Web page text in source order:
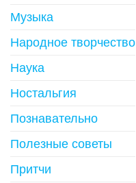
Музыка
Народное творчество
Наука
Ностальгия
Познавательно
Полезные советы
Притчи